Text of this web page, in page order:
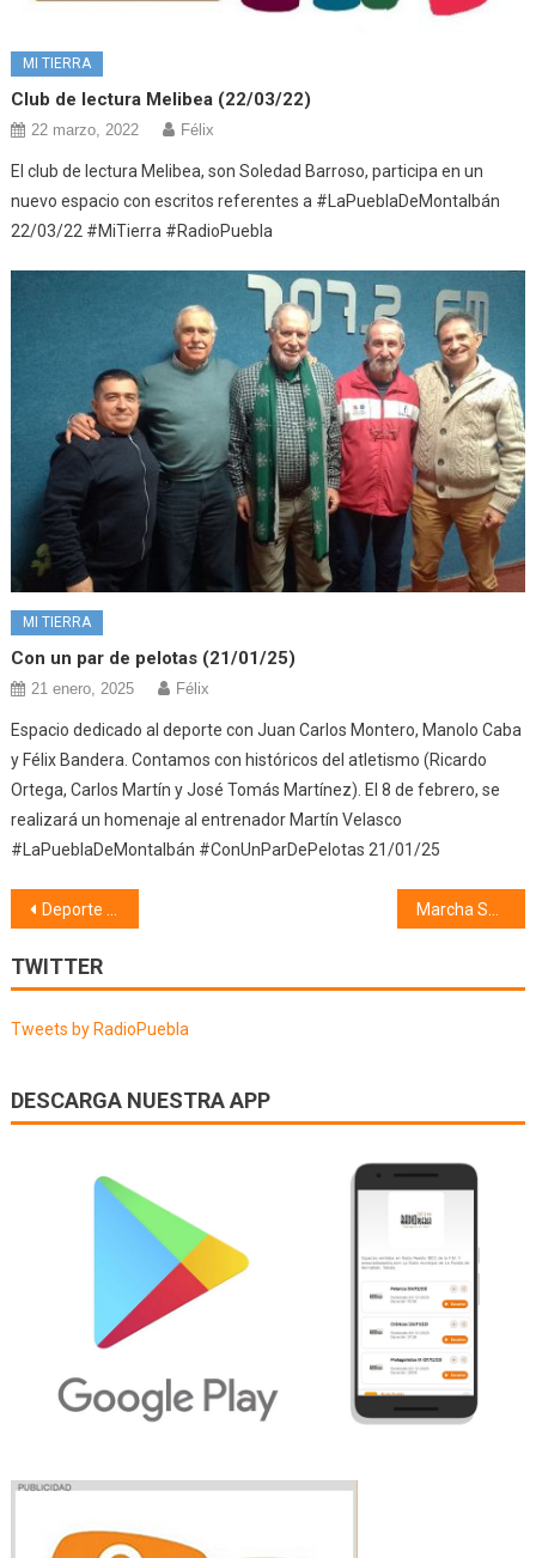
MI TIERRA
Club de lectura Melibea (22/03/22)
22 marzo, 2022 Félix
El club de lectura Melibea, son Soledad Barroso, participa en un
nuevo espacio con escritos referentes a #LaPueblaDeMontalbán
22/03/22 #MiTierra #RadioPuebla
MI TIERRA
Con un par de pelotas (21/01/25)
21 enero, 2025 Félix
Espacio dedicado al deporte con Juan Carlos Montero, Manolo Caba
y Félix Bandera. Contamos con históricos del atletismo (Ricardo
Ortega, Carlos Martín y José Tomás Martínez). El 8 de febrero, se
realizará un homenaje al entrenador Martín Velasco
#LaPueblaDeMontalbán #ConUnParDePelotas 21/01/25
Navegación
de
entradas
Deporte (17/03/25)
TWITTER
Tweets by RadioPuebla
DESCARGA NUESTRA APP